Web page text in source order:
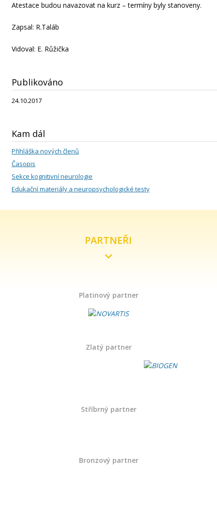
Publikováno
24.10.2017
Kam dál
Přihláška nových členů
Časopis
Sekce kognitivní neurologie
Edukační materiály a neuropsychologické testy
Atestace budou navazovat na kurz – termíny byly stanoveny.
Zapsal: R.Taláb
Vidoval: E. Růžička
PARTNEŘI
Platinový partner
Zlatý partner
Stříbrný partner
Bronzový partner